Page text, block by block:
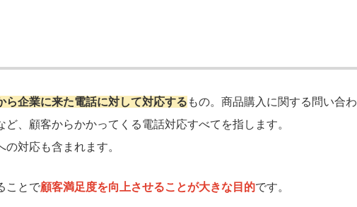
ら企業に来た電話に対して対応する もの。商品購入に関する問い合わ
、顧客からかかってくる電話対応すべてを指します。
対応も含まれます。
ことで顧客満足度を向上させることが大きな目的です。